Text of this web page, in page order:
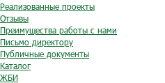
Реализованные проекты
Отзывы
Преимущества работы с нами
Письмо директору
Публичные документы
Каталог
ЖБИ